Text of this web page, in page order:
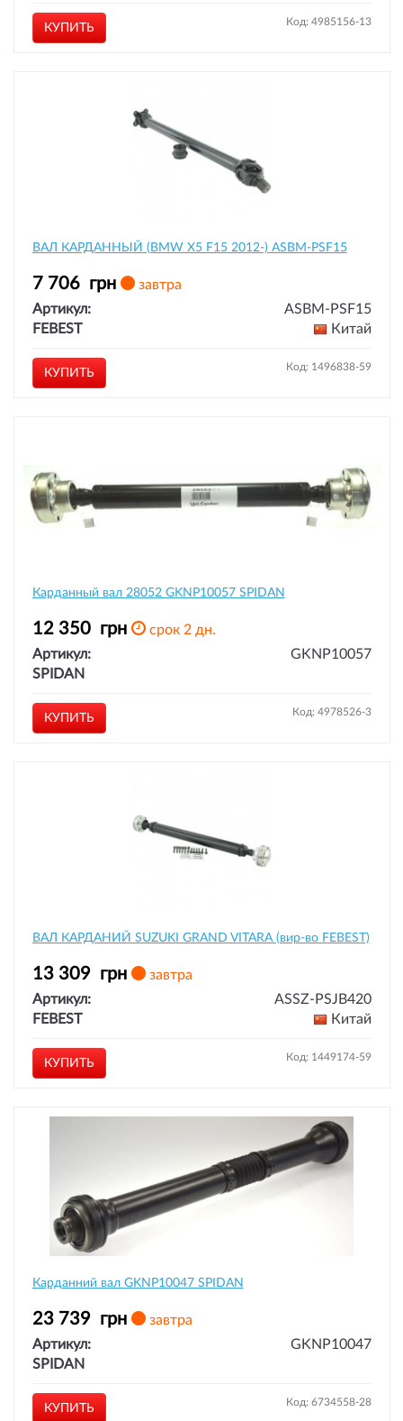
КУПИТЬ Код: 4985156-13
ВАЛ КАРДАННЫЙ (BMW X5 F15 2012-) ASBM-PSF15
7 706 грн
завтра
Артикул:
ASBM-PSF15
FEBEST
Китай
КУПИТЬ Код: 1496838-59
Карданный вал 28052 GKNP10057 SPIDAN
12 350 грн
срок 2 дн.
Артикул:
GKNP10057
SPIDAN
КУПИТЬ Код: 4978526-3
ВАЛ КАРДАНИЙ SUZUKI GRAND VITARA (вир-во FEBEST)
13 309 грн
завтра
Артикул:
ASSZ-PSJB420
FEBEST
Китай
КУПИТЬ Код: 1449174-59
Карданний вал GKNP10047 SPIDAN
23 739 грн
завтра
Артикул:
GKNP10047
SPIDAN
КУПИТЬ Код: 6734558-28